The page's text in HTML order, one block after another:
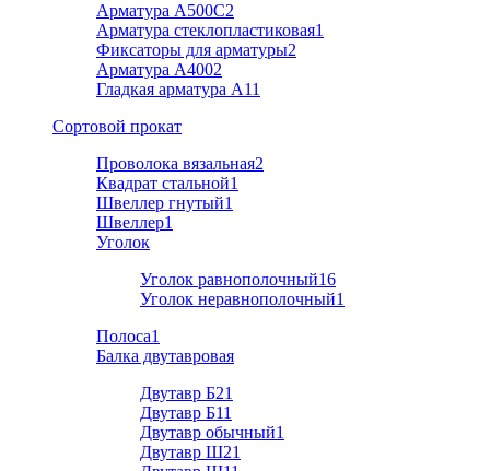
Арматура A500C2
Арматура стеклопластиковая1
Фиксаторы для арматуры2
Арматура А4002
Гладкая арматура А11
Cортовой прокат
Проволока вязальная2
Квадрат стальной1
Швеллер гнутый1
Швеллер1
Уголок
Уголок равнополочный16
Уголок неравнополочный1
Полоса1
Балка двутавровая
Двутавр Б21
Двутавр Б11
Двутавр обычный1
Двутавр Ш21